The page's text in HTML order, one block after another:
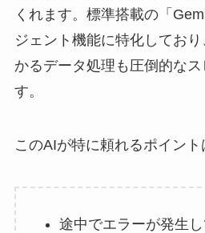
くれます。標準搭載の「
ジェント機能に特化してお
かるデータ処理も圧倒的な
す。
このAIが特に頼れるポイント
途中でエラーが発生